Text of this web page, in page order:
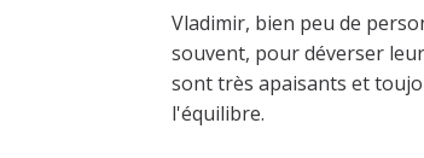
Vladimir, bien peu de
souvent, pour déverser
sont très apaisants et
l'équilibre.